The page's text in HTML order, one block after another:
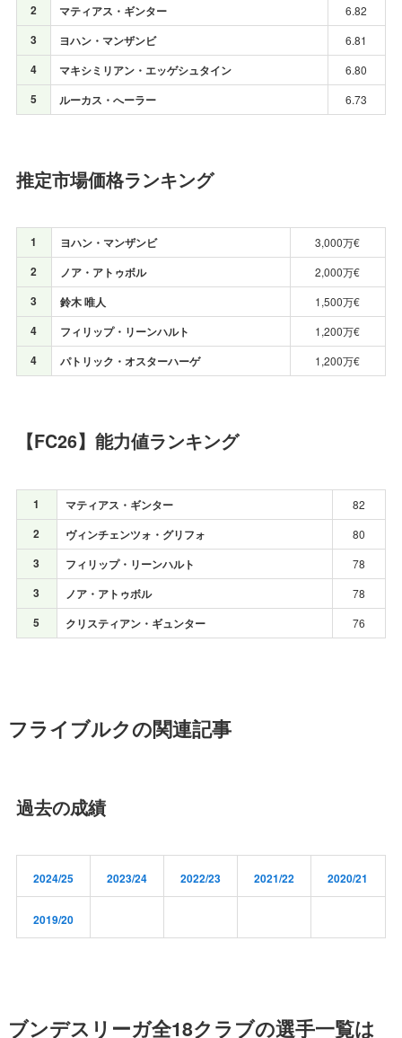
2 マティアス・ギンター 6.82
3 ヨハン・マンザンビ 6.81
4 マキシミリアン・エッゲシュタイン 6.80
5 ルーカス・へーラー 6.73
推定市場価格ランキング
1 ヨハン・マンザンビ 3,000万€
2 ノア・アトゥボル 2,000万€
3 鈴木 唯人 1,500万€
4 フィリップ・リーンハルト 1,200万€
4 パトリック・オスターハーゲ 1,200万€
【FC26】能力値ランキング
1 マティアス・ギンター 82
2 ヴィンチェンツォ・グリフォ 80
3 フィリップ・リーンハルト 78
3 ノア・アトゥボル 78
5 クリスティアン・ギュンター 76
フライブルクの関連記事
過去の成績
2024/25 2023/24 2022/23 2021/22 2020/21
2019/20
ブンデスリーガ全18クラブの選手一覧は